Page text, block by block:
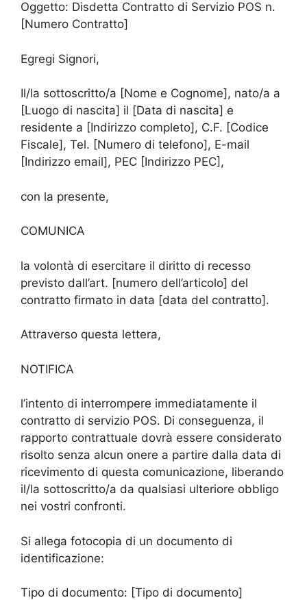
Oggetto: Disdetta Contratto di Servizio POS n.
[Numero Contratto]
Egregi Signori,
Il/la sottoscritto/a [Nome e Cognome], nato/a a
[Luogo di nascita] il [Data di nascita] e
residente a [Indirizzo completo], C.F. [Codice
Fiscale], Tel. [Numero di telefono], E-mail
[Indirizzo email], PEC [Indirizzo PEC],
con la presente,
COMUNICA
la volontà di esercitare il diritto di recesso
previsto dall’art. [numero dell’articolo] del
contratto firmato in data [data del contratto].
Attraverso questa lettera,
NOTIFICA
l’intento di interrompere immediatamente il
contratto di servizio POS. Di conseguenza, il
rapporto contrattuale dovrà essere considerato
risolto senza alcun onere a partire dalla data di
ricevimento di questa comunicazione, liberando
il/la sottoscritto/a da qualsiasi ulteriore obbligo
nei vostri confronti.
Si allega fotocopia di un documento di
identificazione:
Tipo di documento: [Tipo di documento]